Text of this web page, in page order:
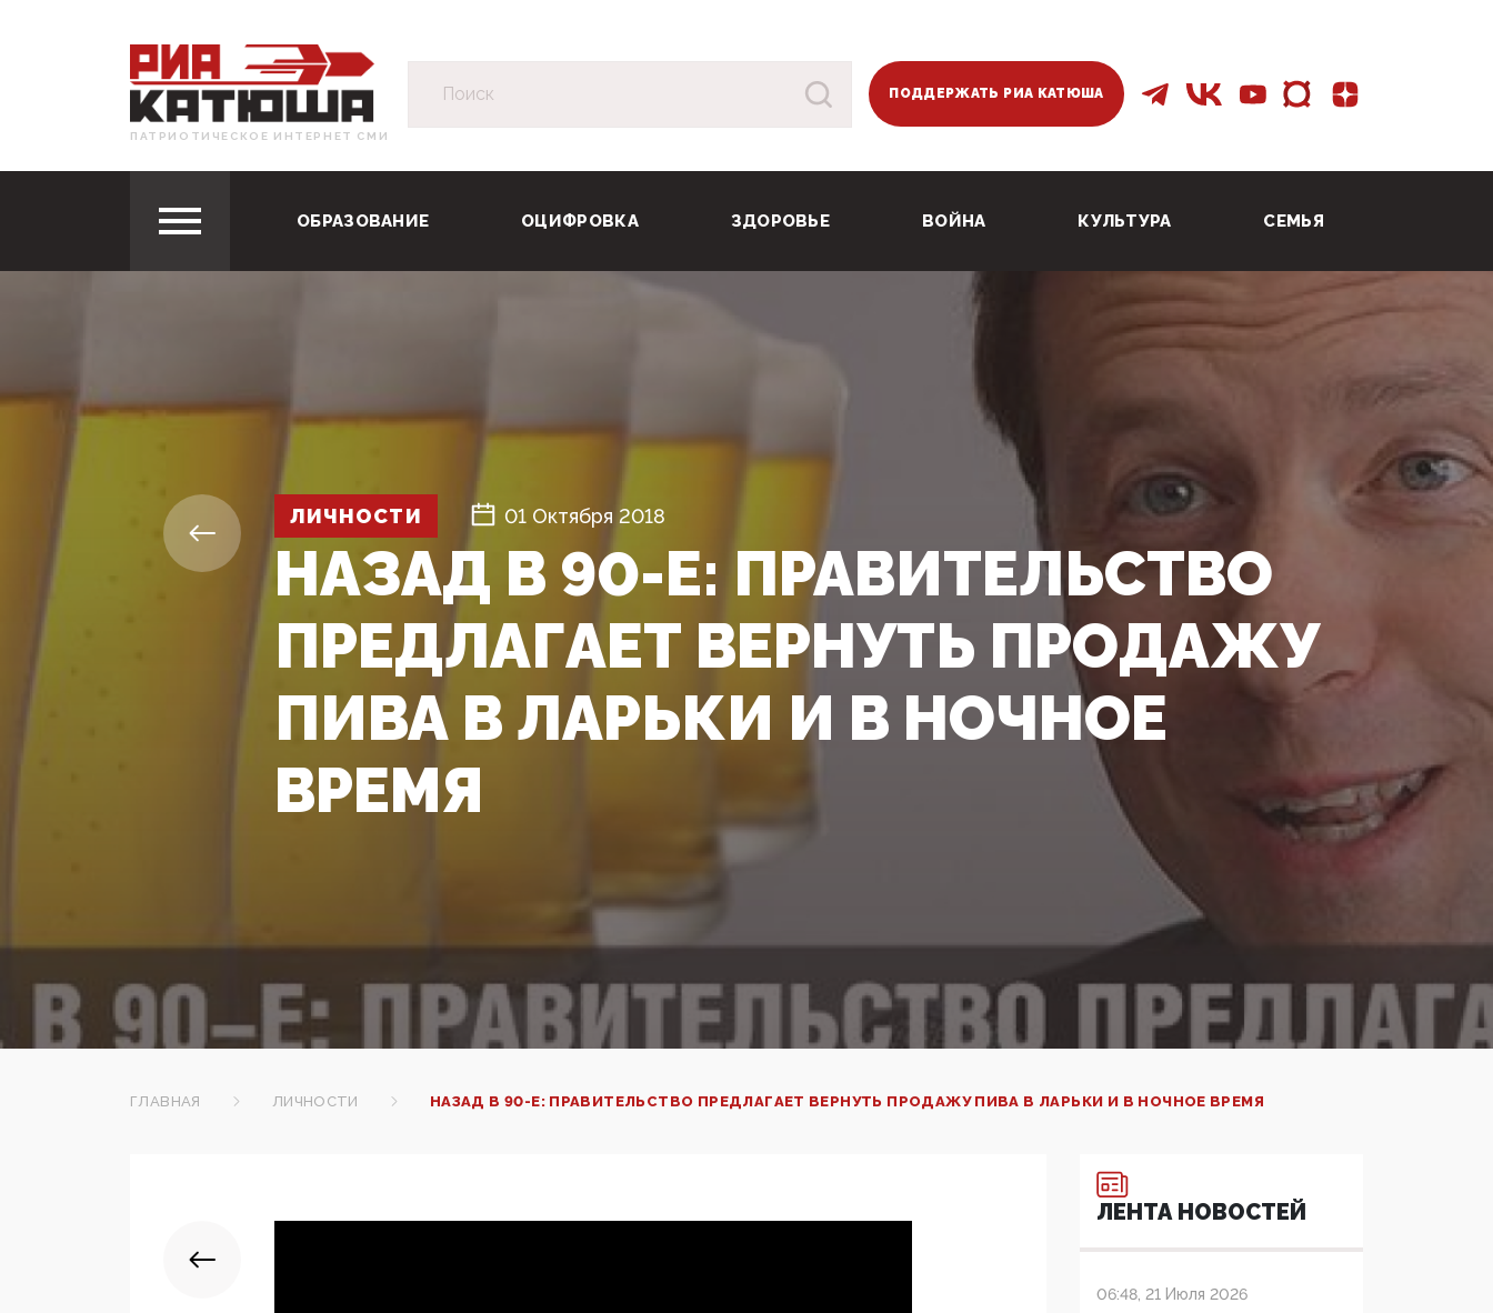
ПАТРИОТИЧЕСКОЕ ИНТЕРНЕТ СМИ
ПОДДЕРЖАТЬ РИА КАТЮША
ОБРАЗОВАНИЕ ОЦИФРОВКА ЗДОРОВЬЕ ВОЙНА КУЛЬТУРА СЕМЬЯ
ЛИЧНОСТИ 01 Октября 2018
НАЗАД В 90-Е: ПРАВИТЕЛЬСТВО
ПРЕДЛАГАЕТ ВЕРНУТЬ ПРОДАЖУ
ПИВА В ЛАРЬКИ И В НОЧНОЕ
ВРЕМЯ
ГЛАВНАЯ ЛИЧНОСТИ НАЗАД В 90-Е: ПРАВИТЕЛЬСТВО ПРЕДЛАГАЕТ ВЕРНУТЬ ПРОДАЖУ ПИВА В ЛАРЬКИ И В НОЧНОЕ ВРЕМЯ
ЛЕНТА НОВОСТЕЙ
06:48, 21 Июля 2026